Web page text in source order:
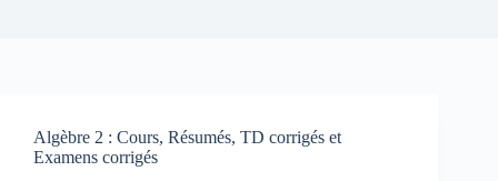
Algèbre 2 : Cours, Résumés, TD corrigés et
Examens corrigés